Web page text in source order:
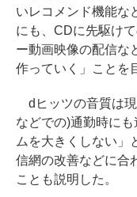
いレコメンド機能な
にも、CDに先駆け
ー動画映像の配信な
作っていく」ことを
dヒッツの音質は
などでの)通勤時に
ムを大きくしない」
信網の改善などに合
ことも説明した。